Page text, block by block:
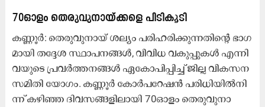
70ഓ​ളം തെ​രു​വു​നാ​യ്ക്ക​ളെ പി​ടി​കൂ​ടി
ക​ണ്ണൂ​ർ: തെ​രു​വു​നാ​യ് ശ​ല്യം പ​രി​ഹ​രി​ക്കു​ന്ന​തി​ന്റെ ഭാ​ഗ​
മാ​യി ത​ദ്ദേ​ശ സ്ഥാ​പ​ന​ങ്ങ​ൾ, വി​വി​ധ വ​കു​പ്പു​ക​ൾ എ​ന്നി​
വ​യു​ടെ പ്ര​വ​ർ​ത്ത​ന​ങ്ങ​ൾ ഏ​കോ​പി​പ്പി​ച്ച് ജി​ല്ല വി​ക​സ​ന
സ​മി​തി യോ​ഗം. ക​ണ്ണൂ​ർ കോ​ർ​പ​റേ​ഷ​ൻ പ​രി​ധി​യി​ൽ​നി​
ന്ന് ക​ഴി​ഞ്ഞ ദി​വ​സ​ങ്ങ​ളി​ലാ​യി 70ഓ​ളം തെ​രു​വു​നാ​